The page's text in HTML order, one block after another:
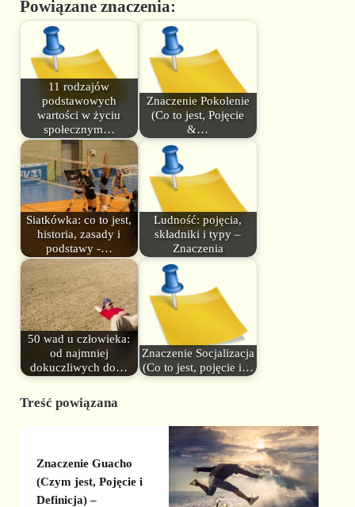
Powiązane znaczenia:
11 rodzajów
podstawowych
wartości w życiu
społecznym…
Znaczenie Pokolenie
(Co to jest, Pojęcie
&…
Siatkówka: co to jest,
historia, zasady i
podstawy -…
Ludność: pojęcia,
składniki i typy –
Znaczenia
50 wad u człowieka:
od najmniej
dokuczliwych do…
Znaczenie Socjalizacja
(Co to jest, pojęcie i…
Treść powiązana
Znaczenie Guacho
(Czym jest, Pojęcie i
Definicja) –